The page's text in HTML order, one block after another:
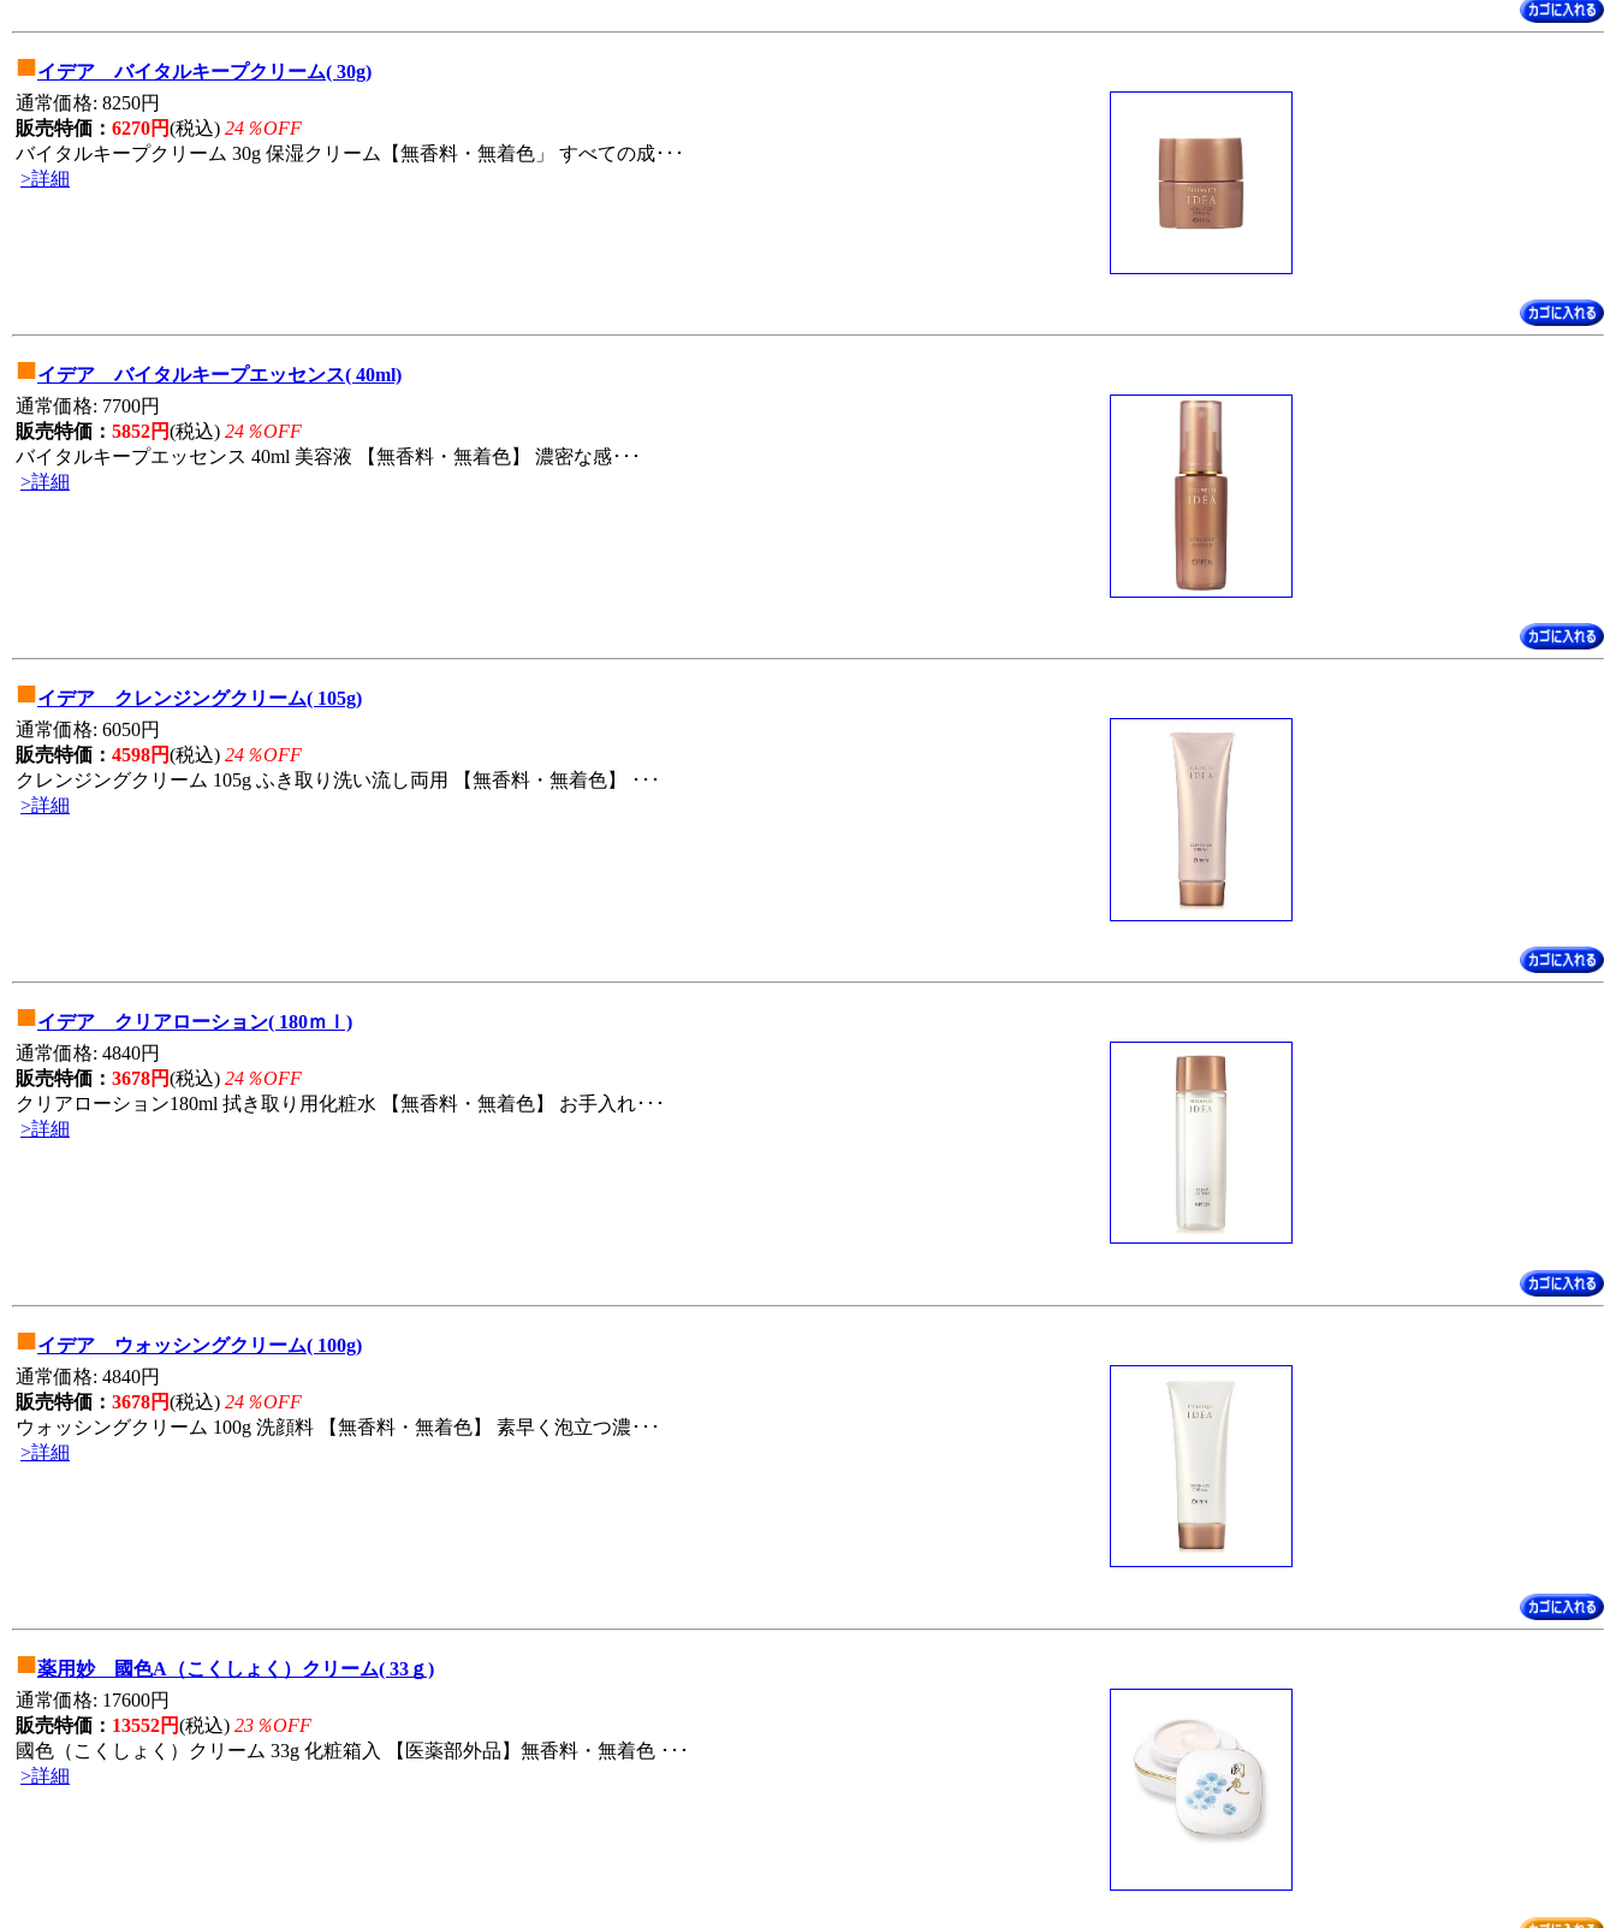
■イデア バイタルキープクリーム( 30g)
通常価格: 8250円
販売特価： 6270円(税込) 24％OFF
バイタルキープクリーム 30g 保湿クリーム【無香料・無着色」 すべての成･･･
>詳細
■イデア バイタルキープエッセンス( 40ml)
通常価格: 7700円
販売特価： 5852円(税込) 24％OFF
バイタルキープエッセンス 40ml 美容液 【無香料・無着色】 濃密な感･･･
>詳細
■イデア クレンジングクリーム( 105g)
通常価格: 6050円
販売特価： 4598円(税込) 24％OFF
クレンジングクリーム 105g ふき取り洗い流し両用 【無香料・無着色】 ･･･
>詳細
■イデア クリアローション( 180ｍｌ)
通常価格: 4840円
販売特価： 3678円(税込) 24％OFF
クリアローション180ml 拭き取り用化粧水 【無香料・無着色】 お手入れ･･･
>詳細
■イデア ウォッシングクリーム( 100g)
通常価格: 4840円
販売特価： 3678円(税込) 24％OFF
ウォッシングクリーム 100g 洗顔料 【無香料・無着色】 素早く泡立つ濃･･･
>詳細
■薬用妙 國色A（こくしょく）クリーム( 33ｇ)
通常価格: 17600円
販売特価： 13552円(税込) 23％OFF
國色（こくしょく）クリーム 33g 化粧箱入 【医薬部外品】無香料・無着色 ･･･
>詳細